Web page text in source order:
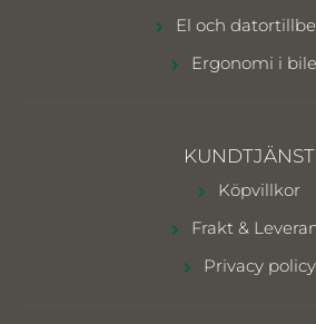
El och
Ergonomi i
KUNDTJÄNST
Köpvillkor
Frakt &
Privacy policy